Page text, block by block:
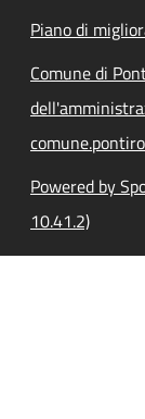
Piano di
Comune di
Powered by
10.41.2)